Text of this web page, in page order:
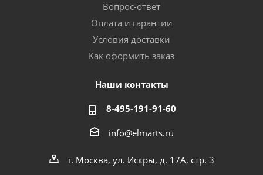
Вопрос-ответ
Оплата и гарантии
Условия доставки
Как оформить заказ
Наши контакты
8-495-191-91-60
info@elmarts.ru
г. Москва, ул. Искры, д. 17А, стр. 3